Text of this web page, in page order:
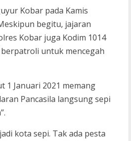
Kobar pada Kamis
begitu, jajaran
Kobar juga Kodim 1014
untuk mencegah
1 Januari 2021 memang
Pancasila langsung sepi
kota sepi. Tak ada pesta